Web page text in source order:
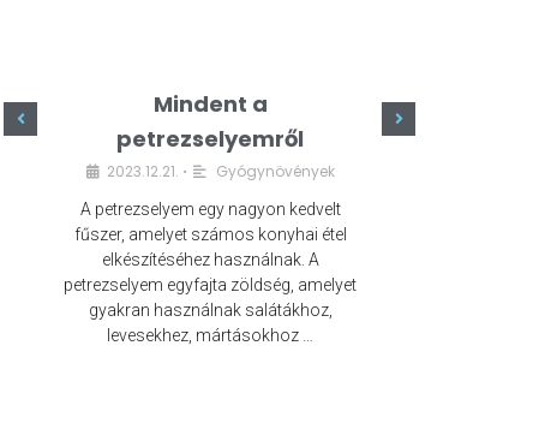
Mindent a
petrezselyemről
2023.12.21. • Gyógynövények
A petrezselyem egy nagyon kedvelt
fűszer, amelyet számos konyhai étel
elkészítéséhez használnak. A
petrezselyem egyfajta zöldség, amelyet
gyakran használnak salátákhoz,
levesekhez, mártásokhoz …